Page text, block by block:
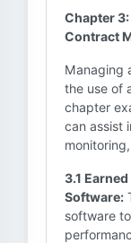
Chapter
Contract
Managing
the use of
chapter
can assist
3.1
Software:
software